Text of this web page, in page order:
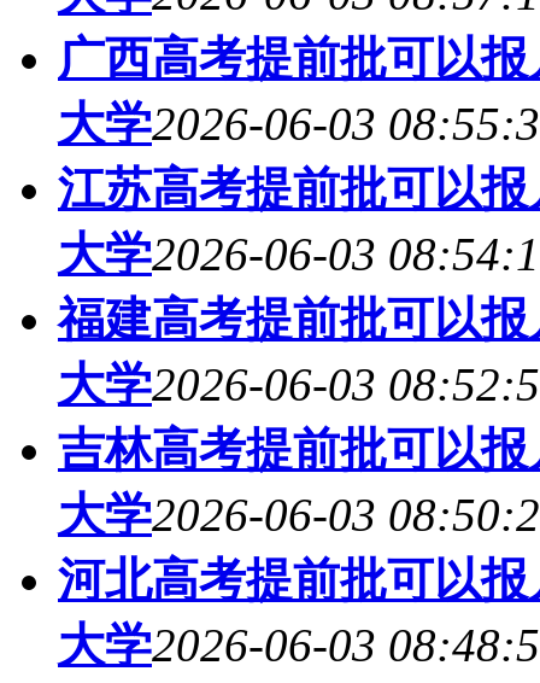
广西高考提前批可以
大学2026-06-03
江苏高考提前批可以
大学2026-06-03
福建高考提前批可以
大学2026-06-03
吉林高考提前批可以
大学2026-06-03
河北高考提前批可以
大学2026-06-03